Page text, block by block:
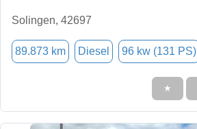
Solingen, 42697
89.873 km Diesel 96 kw (131 PS)
★